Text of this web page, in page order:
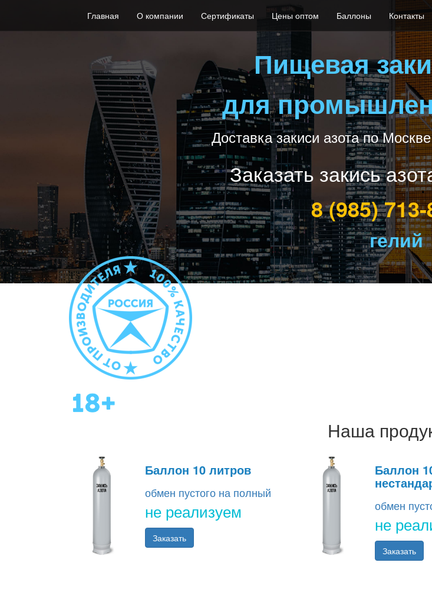
Главная О компании Сертификаты Цены оптом Баллоны Контакты
Пищевая
для
Доставка закиси азота по
Заказать закись
8 (985)
гелий
Наша
Баллон 10 литров
обмен пустого на полный
не реализуем
Заказать
Баллон
обмен
не
Заказать